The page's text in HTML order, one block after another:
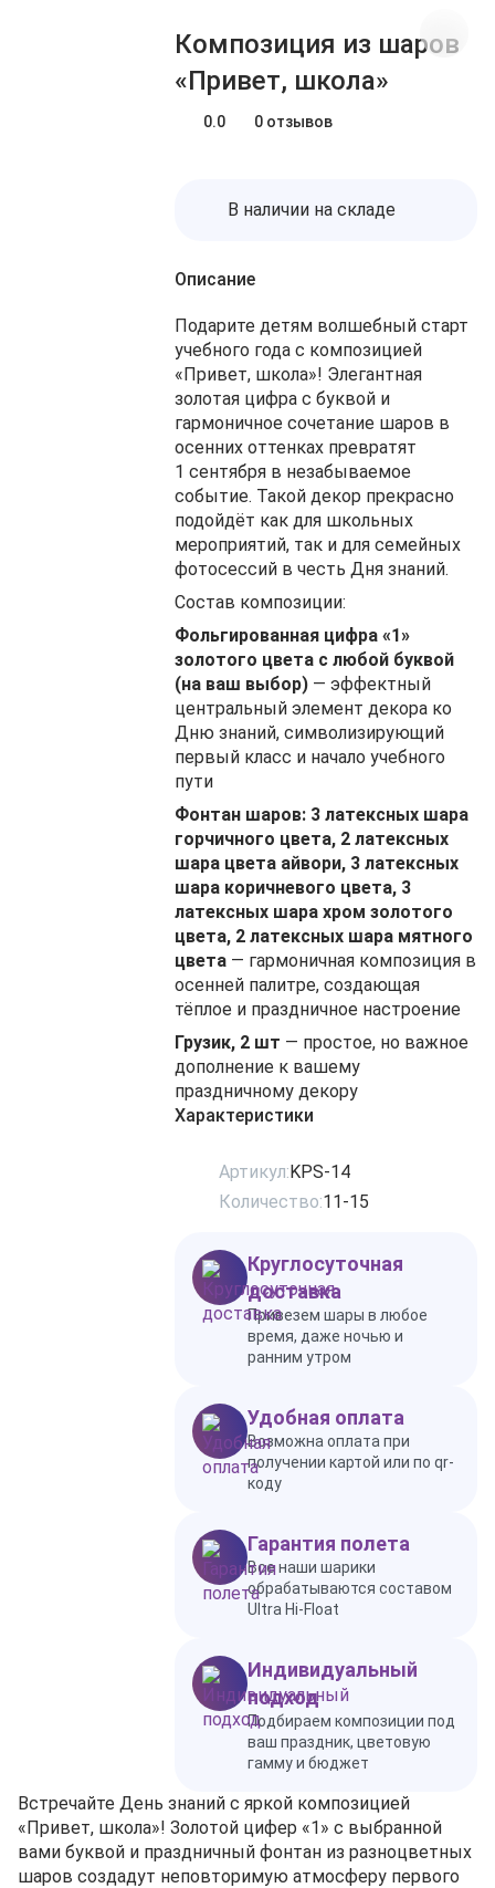
Композиция из шаров
«Привет, школа»
0.0 0 отзывов
В наличии на складе
Описание
Подарите детям волшебный старт
учебного года с композицией
«Привет, школа»! Элегантная
золотая цифра с буквой и
гармоничное сочетание шаров в
осенних оттенках превратят
1 сентября в незабываемое
событие. Такой декор прекрасно
подойдёт как для школьных
мероприятий, так и для семейных
фотосессий в честь Дня знаний.
Состав композиции:
Фольгированная цифра «1»
золотого цвета с любой буквой
(на ваш выбор) — эффектный
центральный элемент декора ко
Дню знаний, символизирующий
первый класс и начало учебного
пути
Фонтан шаров: 3 латексных шара
горчичного цвета, 2 латексных
шара цвета айвори, 3 латексных
шара коричневого цвета, 3
латексных шара хром золотого
цвета, 2 латексных шара мятного
цвета — гармоничная композиция в
осенней палитре, создающая
тёплое и праздничное настроение
Грузик, 2 шт — простое, но важное
дополнение к вашему
праздничному декору
Характеристики
Артикул:KPS-14
Количество:11-15
Круглосуточная
доставка
Привезем шары в любое
время, даже ночью и
ранним утром
Удобная оплата
Возможна оплата при
получении картой или по qr-
коду
Гарантия полета
Все наши шарики
обрабатываются составом
Ultra Hi-Float
Индивидуальный
подход
Подбираем композиции под
ваш праздник, цветовую
гамму и бюджет
Встречайте День знаний с яркой композицией
«Привет, школа»! Золотой цифер «1» с выбранной
вами буквой и праздничный фонтан из разноцветных
шаров создадут неповторимую атмосферу первого